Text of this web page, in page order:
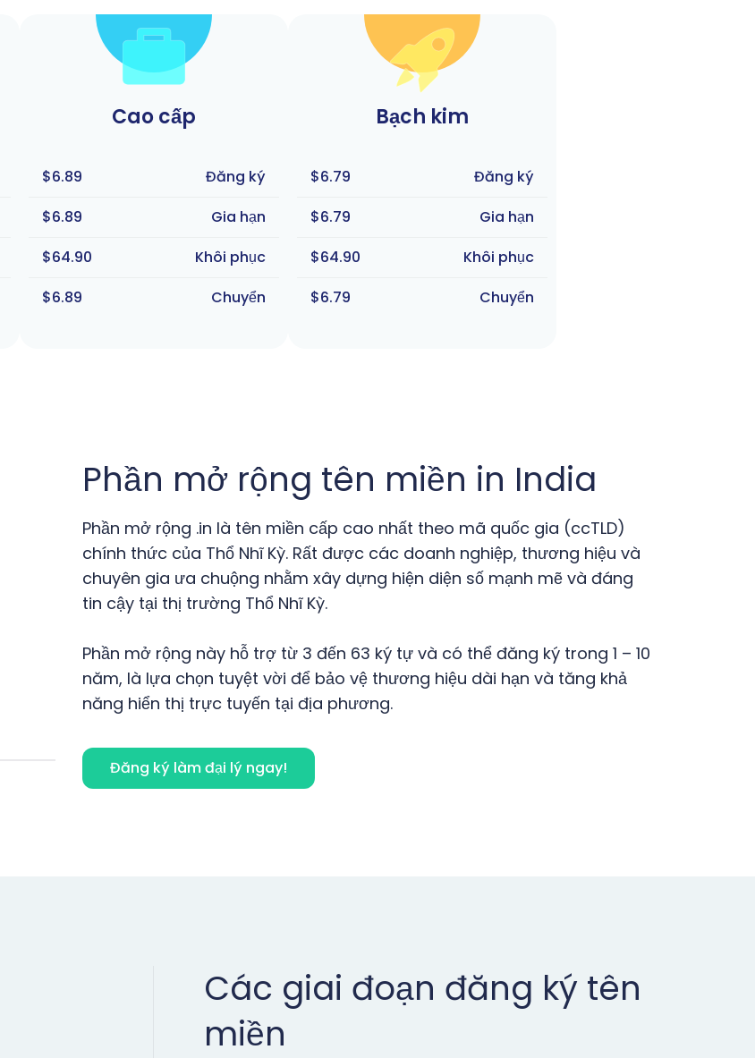
Cao cấp
$6.89
Đăng ký
$6.89
Gia hạn
$64.90
Khôi phục
$6.89
Chuyển
Bạch kim
$6.79
Đăng ký
$6.79
Gia hạn
$64.90
Khôi phục
$6.79
Chuyển
Phần mở rộng tên miền in India
Phần mở rộng .in là tên miền cấp cao nhất theo mã quốc gia (ccTLD)
chính thức của Thổ Nhĩ Kỳ. Rất được các doanh nghiệp, thương hiệu và
chuyên gia ưa chuộng nhằm xây dựng hiện diện số mạnh mẽ và đáng
tin cậy tại thị trường Thổ Nhĩ Kỳ.
Phần mở rộng này hỗ trợ từ 3 đến 63 ký tự và có thể đăng ký trong 1 – 10
năm, là lựa chọn tuyệt vời để bảo vệ thương hiệu dài hạn và tăng khả
năng hiển thị trực tuyến tại địa phương.
Đăng ký làm đại lý ngay!
Các giai đoạn đăng ký tên
miền